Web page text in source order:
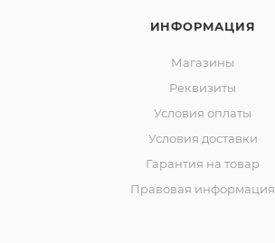
ИНФОРМАЦИЯ
Магазины
Реквизиты
Условия оплаты
Условия доставки
Гарантия на товар
Правовая информация